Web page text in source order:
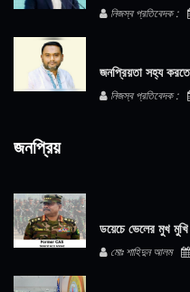
নিজস্ব প্রতিবেদক :
জনপ্রিয়তা সহ্য
নিজস্ব প্রতিবেদক :
জনপ্রিয়
ডয়েচে ভেলের মুখ
মোঃ শাহিদুন আলম